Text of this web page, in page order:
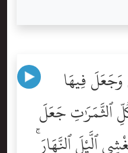
فِيهَا
ٱلثَّمَرَٰتِ جَعَلَ
ٱلَّيْلَ ٱلنَّهَارَ